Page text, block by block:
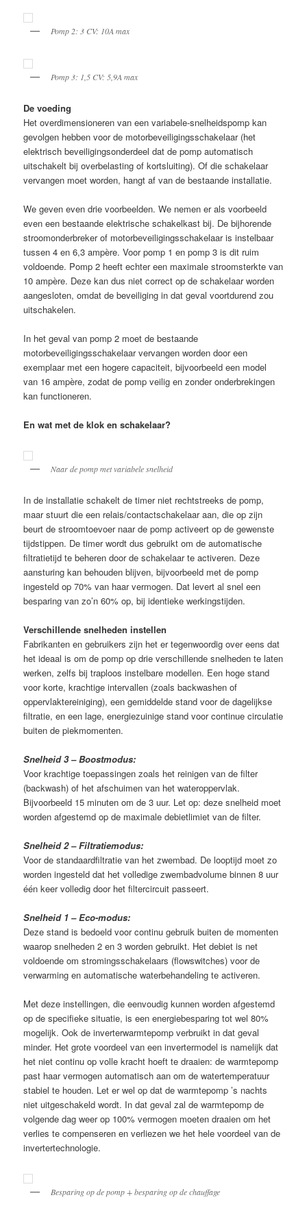
Pomp 2: 3 CV: 10A max
Pomp 3: 1,5 CV: 5,9A max
De voeding
Het overdimensioneren van een variabele-snelheids­pomp kan
gevolgen hebben voor de motorbeveiligingsschakelaar (het
elektrisch beveiligingsonderdeel dat de pomp automatisch
uitschakelt bij overbelasting of kortsluiting). Of die schakelaar
vervangen moet worden, hangt af van de bestaande installatie.
We geven even drie voorbeelden. We nemen er als voorbeeld
even een bestaande elektrische schakelkast bij. De bijhorende
stroomonderbreker of motorbeveiligingsschakelaar is instelbaar
tussen 4 en 6,3 ampère. Voor pomp 1 en pomp 3 is dit ruim
voldoende. Pomp 2 heeft echter een maximale stroomsterkte van
10 ampère. Deze kan dus niet correct op de schakelaar worden
aangesloten, omdat de beveiliging in dat geval voortdurend zou
uitschakelen.
In het geval van pomp 2 moet de bestaande
motorbeveiligingsschakelaar vervangen worden door een
exemplaar met een hogere capaciteit, bijvoorbeeld een model
van 16 ampère, zodat de pomp veilig en zonder onderbrekingen
kan functioneren.
En wat met de klok en schakelaar?
Naar de pomp met variabele snelheid
In de installatie schakelt de timer niet rechtstreeks de pomp,
maar stuurt die een relais/contactschakelaar aan, die op zijn
beurt de stroomtoevoer naar de pomp activeert op de gewenste
tijdstippen. De timer wordt dus gebruikt om de automatische
filtratietijd te beheren door de schakelaar te activeren. Deze
aansturing kan behouden blijven, bijvoorbeeld met de pomp
ingesteld op 70% van haar vermogen. Dat levert al snel een
besparing van zo’n 60% op, bij identieke werkingstijden.
Verschillende snelheden instellen
Fabrikanten en gebruikers zijn het er tegenwoordig over eens dat
het ideaal is om de pomp op drie verschillende snelheden te laten
werken, zelfs bij traploos instelbare modellen. Een hoge stand
voor korte, krachtige intervallen (zoals backwashen of
oppervlaktereiniging), een gemiddelde stand voor de dagelijkse
filtratie, en een lage, energiezuinige stand voor continue circulatie
buiten de piekmomenten.
Snelheid 3 – Boostmodus:
Voor krachtige toepassingen zoals het reinigen van de filter
(backwash) of het afschuimen van het wateroppervlak.
Bijvoorbeeld 15 minuten om de 3 uur. Let op: deze snelheid moet
worden afgestemd op de maximale debietlimiet van de filter.
Snelheid 2 – Filtratiemodus:
Voor de standaardfiltratie van het zwembad. De looptijd moet zo
worden ingesteld dat het volledige zwembadvolume binnen 8 uur
één keer volledig door het filtercircuit passeert.
Snelheid 1 – Eco-modus:
Deze stand is bedoeld voor continu gebruik buiten de momenten
waarop snelheden 2 en 3 worden gebruikt. Het debiet is net
voldoende om stromingsschakelaars (flowswitches) voor de
verwarming en automatische waterbehandeling te activeren.
Met deze instellingen, die eenvoudig kunnen worden afgestemd
op de specifieke situatie, is een energiebesparing tot wel 80%
mogelijk. Ook de inverterwarmtepomp verbruikt in dat geval
minder. Het grote voordeel van een invertermodel is namelijk dat
het niet continu op volle kracht hoeft te draaien: de warmtepomp
past haar vermogen automatisch aan om de watertemperatuur
stabiel te houden. Let er wel op dat de warmtepomp ’s nachts
niet uitgeschakeld wordt. In dat geval zal de warmtepomp de
volgende dag weer op 100% vermogen moeten draaien om het
verlies te compenseren en verliezen we het hele voordeel van de
invertertechnologie.
Besparing op de pomp + besparing op de chauffage